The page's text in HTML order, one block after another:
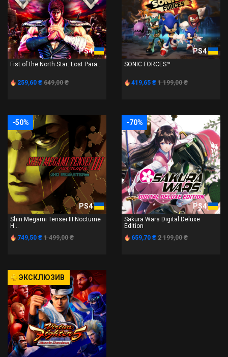
PS4
Fist of the North Star: Lost Para...
259,60 ₴ 649,00 ₴
PS4
SONIC FORCES™
419,65 ₴ 1 199,00 ₴
-50%
PS4
Shin Megami Tensei III Nocturne
H...
749,50 ₴ 1 499,00 ₴
-70%
PS4
Sakura Wars Digital Deluxe
Edition
659,70 ₴ 2 199,00 ₴
ЭКСКЛЮЗИВ